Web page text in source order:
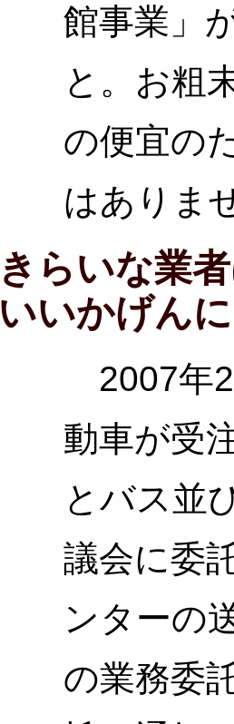
館事業」
と。お粗
の便宜の
はありま
きらいな業
いいかげん
2007年2
動車が受
とバス並
議会に委
ンターの
の業務委